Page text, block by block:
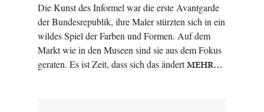
Die Kunst des Informel war die erste Avantgarde
der Bundesrepublik, ihre Maler stürzten sich in ein
wildes Spiel der Farben und Formen. Auf dem
Markt wie in den Museen sind sie aus dem Fokus
geraten. Es ist Zeit, dass sich das ändertMEHR…